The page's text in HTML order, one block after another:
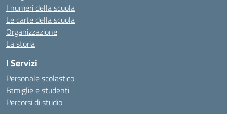
I numeri della scuola
Le carte della scuola
Organizzazione
La storia
I Servizi
Personale scolastico
Famiglie e studenti
Percorsi di studio